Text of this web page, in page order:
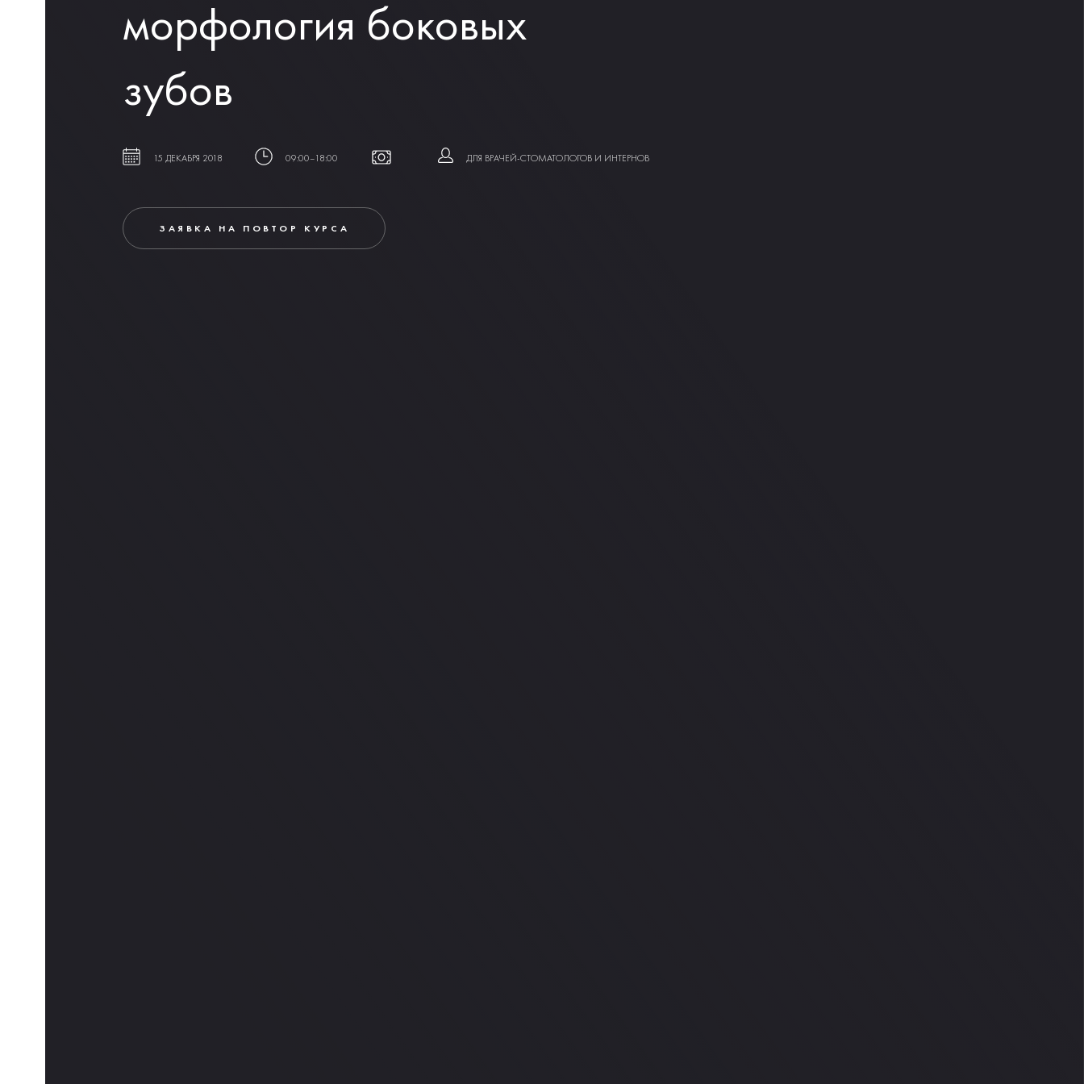
морфология боковых
зубов
15 ДЕКАБРЯ 2018 09:00–18:00 ДЛЯ ВРАЧЕЙ-СТОМАТОЛОГОВ И ИНТЕРНОВ
ЗАЯВКА НА ПОВТОР КУРСА